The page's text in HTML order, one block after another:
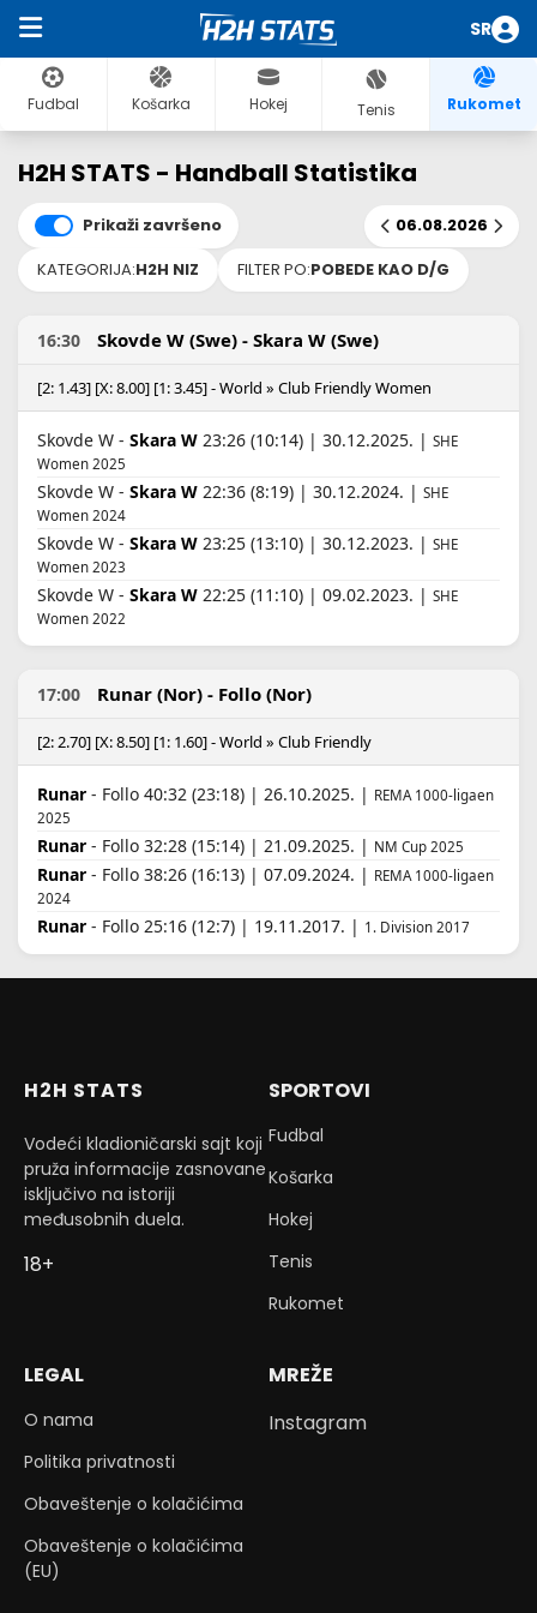
SR
Fudbal Košarka Hokej Tenis Rukomet
H2H STATS - Handball Statistika
Prikaži završeno
06.08.2026
KATEGORIJA:H2H NIZ FILTER PO:POBEDE KAO D/G
16:30 Skovde W (Swe) - Skara W (Swe)
[2: 1.43] [X: 8.00] [1: 3.45] - World » Club Friendly Women
Skovde W - Skara W 23:26 (10:14) | 30.12.2025. | SHE
Women 2025
Skovde W - Skara W 22:36 (8:19) | 30.12.2024. | SHE
Women 2024
Skovde W - Skara W 23:25 (13:10) | 30.12.2023. | SHE
Women 2023
Skovde W - Skara W 22:25 (11:10) | 09.02.2023. | SHE
Women 2022
17:00 Runar (Nor) - Follo (Nor)
[2: 2.70] [X: 8.50] [1: 1.60] - World » Club Friendly
Runar - Follo 40:32 (23:18) | 26.10.2025. | REMA 1000-ligaen
2025
Runar - Follo 32:28 (15:14) | 21.09.2025. | NM Cup 2025
Runar - Follo 38:26 (16:13) | 07.09.2024. | REMA 1000-ligaen
2024
Runar - Follo 25:16 (12:7) | 19.11.2017. | 1. Division 2017
H2H STATS
Vodeći kladioničarski sajt koji
pruža informacije zasnovane
isključivo na istoriji
međusobnih duela.
18+
SPORTOVI
Fudbal
Košarka
Hokej
Tenis
Rukomet
LEGAL
O nama
Politika privatnosti
Obaveštenje o kolačićima
Obaveštenje o kolačićima
(EU)
MREŽE
Instagram